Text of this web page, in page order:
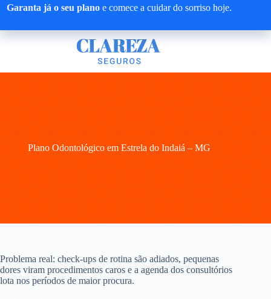
Pular
Garanta já o seu plano e comece a cuidar do sorriso hoje.
Plano Odontológico em Estrela do Indaiá – MG
Problema real: check-ups de rotina são adiados, pequenas
dores viram procedimentos caros e a agenda dos consultórios
lota nos períodos de maior procura.